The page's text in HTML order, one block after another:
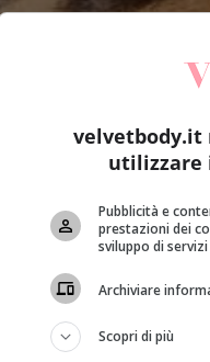
velvetbody.it
utilizzare
Pubblicità e
prestazioni dei
sviluppo di servizi
Archiviare
Scopri di più